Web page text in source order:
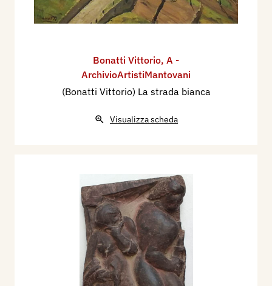
Bonatti Vittorio, A -
ArchivioArtistiMantovani
(Bonatti Vittorio) La strada bianca
Visualizza scheda